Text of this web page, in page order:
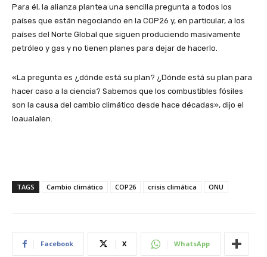
Para él, la alianza plantea una sencilla pregunta a todos los
países que están negociando en la COP26 y, en particular, a los
países del Norte Global que siguen produciendo masivamente
petróleo y gas y no tienen planes para dejar de hacerlo.
«La pregunta es ¿dónde está su plan? ¿Dónde está su plan para
hacer caso a la ciencia? Sabemos que los combustibles fósiles
son la causa del cambio climático desde hace décadas», dijo el
Ioaualalen.
TAGS Cambio climático COP26 crisis climática ONU
Facebook X WhatsApp